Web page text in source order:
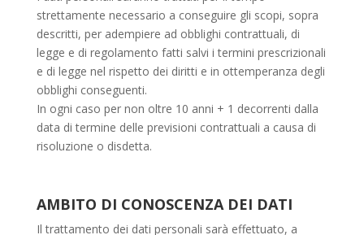
strettamente necessario a conseguire gli scopi, sopra
descritti, per adempiere ad obblighi contrattuali, di
legge e di regolamento fatti salvi i termini prescrizionali
e di legge nel rispetto dei diritti e in ottemperanza degli
obblighi conseguenti.
In ogni caso per non oltre 10 anni + 1 decorrenti dalla
data di termine delle previsioni contrattuali a causa di
risoluzione o disdetta.
AMBITO DI CONOSCENZA DEI DATI
Il trattamento dei dati personali sarà effettuato, a